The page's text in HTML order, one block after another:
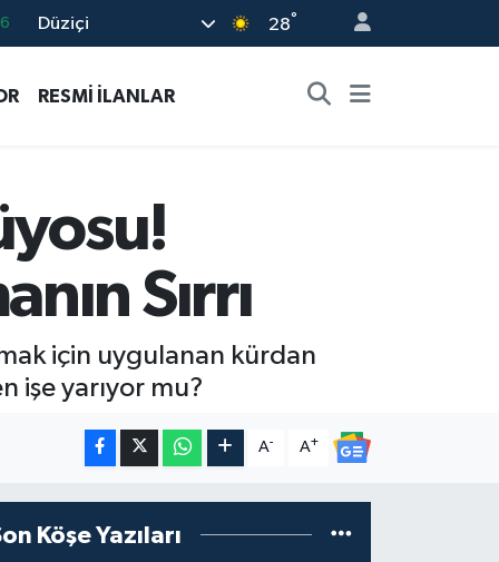
Düziçi 28°
RESMİ İLANLAR
Sırrı
için uygulanan kürdan
işe yarıyor mu?
A- A+
Köşe Yazıları